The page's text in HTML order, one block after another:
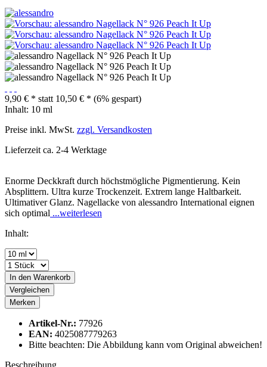
9,90 € * statt 10,50 € * (6% gespart)
Inhalt: 10 ml
Preise inkl. MwSt. zzgl. Versandkosten
Lieferzeit ca. 2-4 Werktage
Enorme Deckkraft durch höchstmögliche Pigmentierung. Kein
Absplittern. Ultra kurze Trockenzeit. Extrem lange Haltbarkeit.
Ultimativer Glanz. Nagellacke von alessandro International eignen
sich optimal ...weiterlesen
Inhalt:
In den Warenkorb
Vergleichen
Merken
Artikel-Nr.: 77926
EAN: 4025087779263
Bitte beachten: Die Abbildung kann vom Original abweichen!
Beschreibung